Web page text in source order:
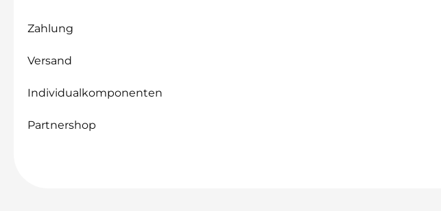
Zahlung
Versand
Individualkomponenten
Partnershop